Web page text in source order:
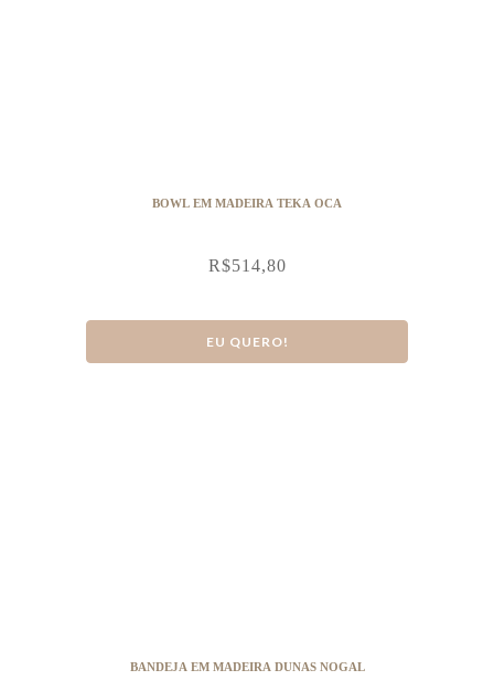
BOWL EM MADEIRA TEKA OCA
R$514,80
EU QUERO!
BANDEJA EM MADEIRA DUNAS NOGAL